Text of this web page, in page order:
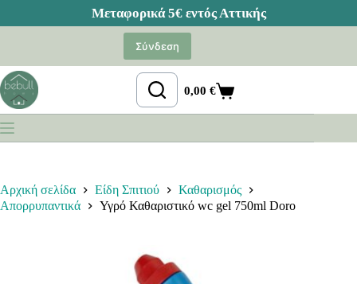
Σύνδεση
Καλάθι
Αγορών
0,00€
Αρχική σελίδα Είδη Σπιτιού
Καθαρισμός
Απορρυπαντικά
Υγρό Καθαριστικό wc gel 750ml Doro